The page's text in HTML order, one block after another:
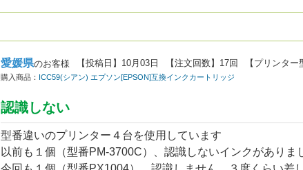
愛媛県のお客様 【投稿日】 10月03日 【注文回数】 17回 【プリンター
購入商品： ICC59(シアン) エプソン[EPSON]互換インクカートリッジ
認識しない
型番違いのプリンター４台を使用しています
以前も１個（型番PM-3700C）、認識しないインクがありま